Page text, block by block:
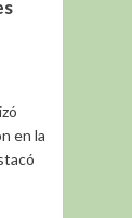
en la